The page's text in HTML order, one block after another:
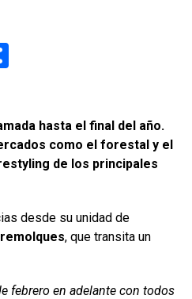
p
ar
hasta el final del año.
como el forestal y el
de los principales
desde su unidad de
, que transita un
febrero en adelante con todos